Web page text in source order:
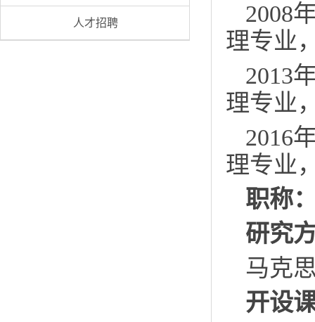
人才招聘
2008
理专业
2013
理专业
2016
理专业
职称
研究
马克
开设